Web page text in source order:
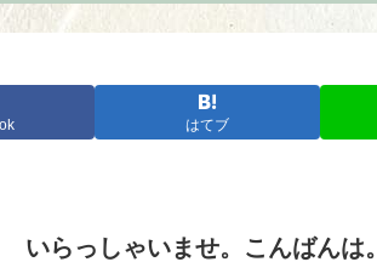
はてブ
いらっしゃいませ。こんばんは。